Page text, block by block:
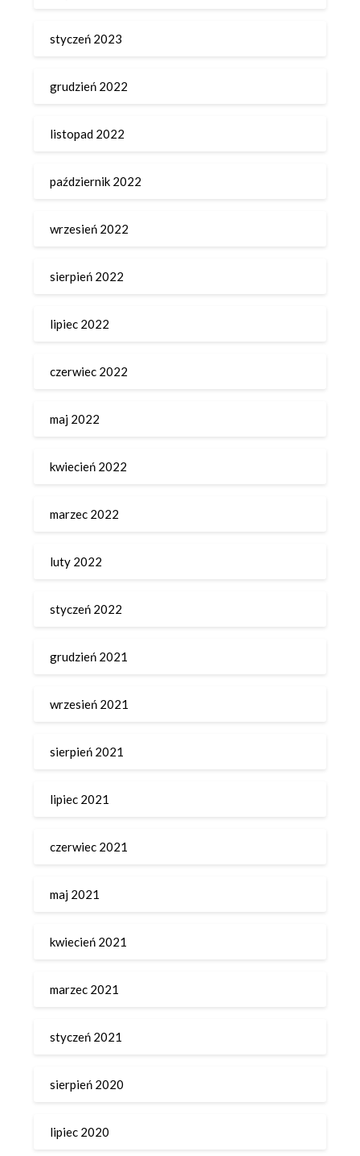
styczeń 2023
grudzień 2022
listopad 2022
październik 2022
wrzesień 2022
sierpień 2022
lipiec 2022
czerwiec 2022
maj 2022
kwiecień 2022
marzec 2022
luty 2022
styczeń 2022
grudzień 2021
wrzesień 2021
sierpień 2021
lipiec 2021
czerwiec 2021
maj 2021
kwiecień 2021
marzec 2021
styczeń 2021
sierpień 2020
lipiec 2020